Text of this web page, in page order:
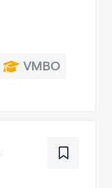
VMBO